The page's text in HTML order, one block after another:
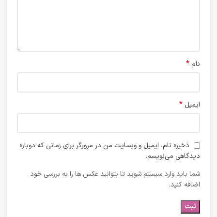
نام *
ایمیل *
ذخیره نام، ایمیل و وبسایت من در مرورگر برای زمانی که دوباره
دیدگاهی می‌نویسم.
شما باید وارد سیستم شوید تا بتوانید عکس ها را به بررسی خود
اضافه کنید.